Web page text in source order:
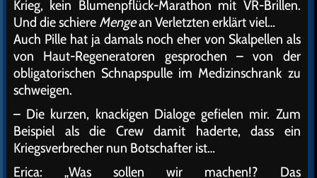
Krieg, kein Blumenpflück-Marathon mit VR-Brillen.
Und die schiere Mengean Verletzten erklärt viel…
Auch Pille hat ja damals noch eher von Skalpellen als
von Haut-Regeneratoren gesprochen – von der
obligatorischen Schnapspulle im Medizinschrank zu
schweigen.
– Die kurzen, knackigen Dialoge gefielen mir. Zum
Beispiel als die Crew damit haderte, dass ein
Kriegsverbrecher nun Botschafter ist…
Erica: „Was sollen wir machen!? Das